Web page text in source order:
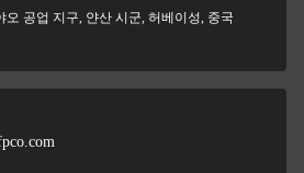
오 공업 지구, 얀산 시군, 허베이성, 중국